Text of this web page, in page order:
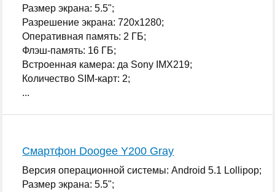
Размер экрана: 5.5";
Разрешение экрана: 720x1280;
Оперативная память: 2 ГБ;
Флэш-память: 16 ГБ;
Встроенная камера: да Sony IMX219;
Количество SIM-карт: 2;
...
Смартфон Doogee Y200 Gray
Версия операционной системы: Android 5.1 Lollipop;
Размер экрана: 5.5";